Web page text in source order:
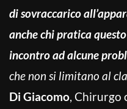
di sovraccarico
anche chi pratica
incontro ad alcune
che non si limitano al
Di Giacomo, Chirurgo